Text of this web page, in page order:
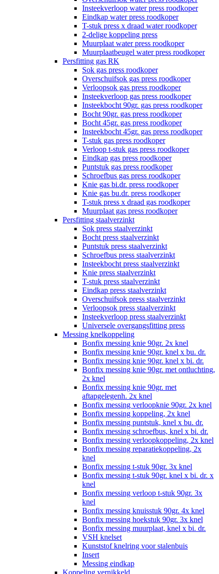
Insteekverloop water press roodkoper
Eindkap water press roodkoper
T-stuk press x draad water roodkoper
2-delige koppeling press
Muurplaat water press roodkoper
Muurplaatbeugel water press roodkoper
Persfitting gas RK
Sok gas press roodkoper
Overschuifsok gas press roodkoper
Verloopsok gas press roodkoper
Insteekverloop gas press roodkoper
Insteekbocht 90gr. gas press roodkoper
Bocht 90gr. gas press roodkoper
Bocht 45gr. gas press roodkoper
Insteekbocht 45gr. gas press roodkoper
T-stuk gas press roodkoper
Verloop t-stuk gas press roodkoper
Eindkap gas press roodkoper
Puntstuk gas press roodkoper
Schroefbus gas press roodkoper
Knie gas bi.dr. press roodkoper
Knie gas bu.dr. press roodkoper
T-stuk press x draad gas roodkoper
Muurplaat gas press roodkoper
Persfitting staalverzinkt
Sok press staalverzinkt
Bocht press staalverzinkt
Puntstuk press staalverzinkt
Schroefbus press staalverzinkt
Insteekbocht press staalverzinkt
Knie press staalverzinkt
T-stuk press staalverzinkt
Eindkap press staalverzinkt
Overschuifsok press staalverzinkt
Verloopsok press staalverzinkt
Insteekverloop press staalverzinkt
Universele overgangsfitting press
Messing knelkoppeling
Bonfix messing knie 90gr. 2x knel
Bonfix messing knie 90gr. knel x bu. dr.
Bonfix messing knie 90gr. knel x bi. dr.
Bonfix messing knie 90gr. met ontluchting,
2x knel
Bonfix messing knie 90gr. met
aftapgelegenh. 2x knel
Bonfix messing verloopknie 90gr. 2x knel
Bonfix messing koppeling, 2x knel
Bonfix messing puntstuk, knel x bu. dr.
Bonfix messing schroefbus, knel x bi. dr.
Bonfix messing verloopkoppeling, 2x knel
Bonfix messing reparatiekoppeling, 2x
knel
Bonfix messing t-stuk 90gr. 3x knel
Bonfix messing t-stuk 90gr. knel x bi. dr. x
knel
Bonfix messing verloop t-stuk 90gr. 3x
knel
Bonfix messing knuisstuk 90gr. 4x knel
Bonfix messing hoekstuk 90gr. 3x knel
Bonfix messing muurplaat, knel x bi. dr.
VSH knelset
Kunststof knelring voor stalenbuis
Insert
Messing eindkap
Koppeling vernikkeld